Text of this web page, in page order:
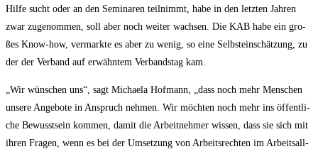
Hil­fe sucht oder an den Semi­na­ren teil­nimmt, habe in den letz­ten Jah­ren
zwar zuge­nom­men, soll aber noch wei­ter wach­sen. Die KAB habe ein gro­
ßes Know-how, ver­mark­te es aber zu wenig, so eine Selbst­ein­schät­zung, zu
der der Ver­band auf erwähn­tem Ver­bands­tag kam.
„Wir wün­schen uns“, sagt Michae­la Hof­mann, „dass noch mehr Men­schen
unse­re Ange­bo­te in Anspruch neh­men. Wir möch­ten noch mehr ins öffent­li­
che Bewusst­sein kom­men, damit die Arbeit­neh­mer wis­sen, dass sie sich mit
ihren Fra­gen, wenn es bei der Umset­zung von Arbeits­rech­ten im Arbeits­all­